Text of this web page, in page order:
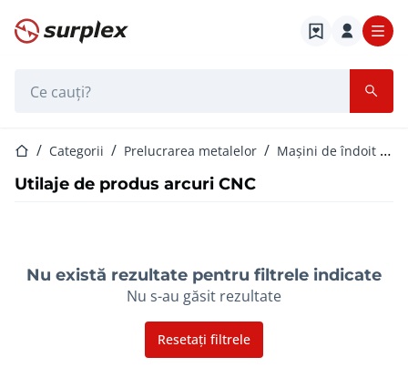
Pagina de start
Pagina de start
Categorii Prelucrarea metalelor Mașini de îndoit și pliat
Utilaje de produs arcuri CNC
Nu există rezultate pentru filtrele indicate
Nu s-au găsit rezultate
Resetați filtrele